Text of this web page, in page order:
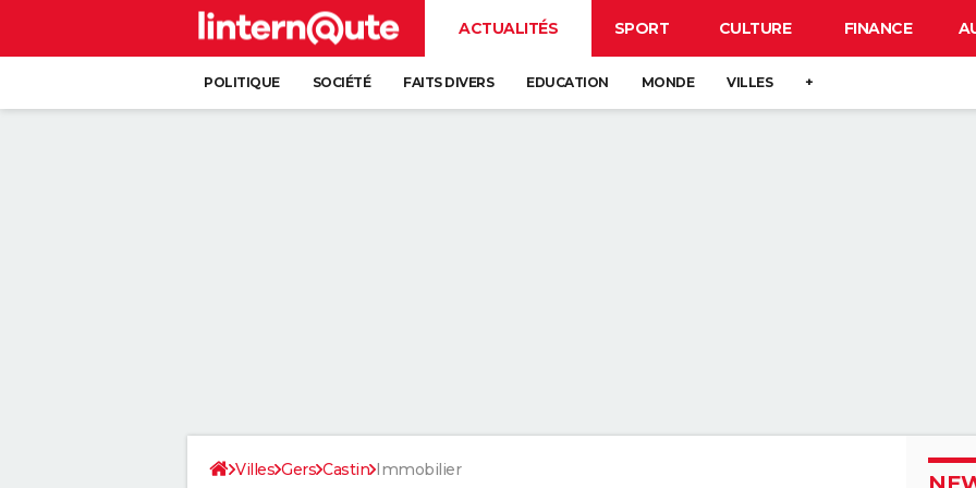
ACTUALITÉS SPORT CULTURE FINANCE
POLITIQUE SOCIÉTÉ FAITS DIVERS EDUCATION MONDE VILLES +
Villes Gers Castin Immobilier